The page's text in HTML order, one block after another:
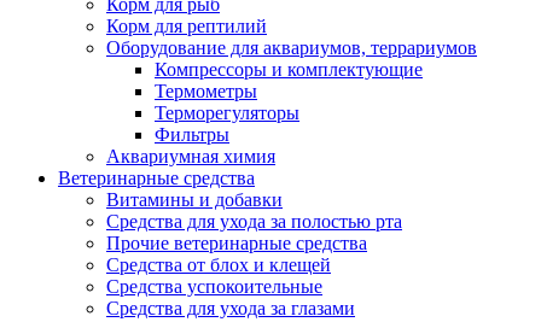
Корм для рептилий
Оборудование для аквариумов, террариумов
Компрессоры и комплектующие
Термометры
Терморегуляторы
Фильтры
Аквариумная химия
Ветеринарные средства
Витамины и добавки
Средства для ухода за полостью рта
Прочие ветеринарные средства
Средства от блох и клещей
Средства успокоительные
Средства для ухода за глазами